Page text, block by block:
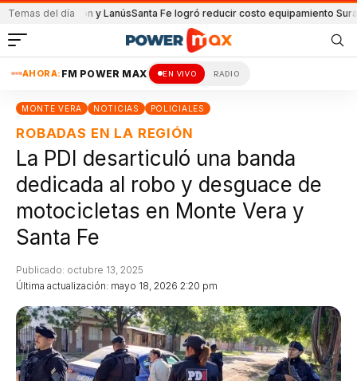
Temas del día
Unión y Lanús Santa Fe logró reducir costo equipamiento Suramericanos
AHORA: FM POWER MAX EN VIVO RADIO
MONTE VERA NOTICIAS POLICIALES
ROBADAS EN LA REGIÓN
La PDI desarticuló una banda
dedicada al robo y desguace de
motocicletas en Monte Vera y
Santa Fe
Última actualización: mayo 18, 2026 2:20 pm
Publicado: octubre 13, 2025